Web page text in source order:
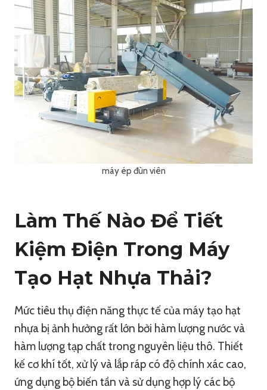
máy ép đùn viên
Làm Thế Nào Để Tiết
Kiệm Điện Trong Máy
Tạo Hạt Nhựa Thải?
Mức tiêu thụ điện năng thực tế của máy tạo hạt
nhựa bị ảnh hưởng rất lớn bởi hàm lượng nước và
hàm lượng tạp chất trong nguyên liệu thô. Thiết
kế cơ khí tốt, xử lý và lắp ráp có độ chính xác cao,
ứng dụng bộ biến tần và sử dụng hợp lý các bộ